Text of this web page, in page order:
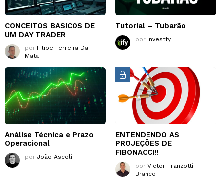
CONCEITOS BASICOS DE
UM DAY TRADER
por Filipe Ferreira Da
Mata
Tutorial – Tubarão
por Investfy
Análise Técnica e Prazo
Operacional
por João Ascoli
ENTENDENDO AS
PROJEÇÕES DE
FIBONACCI!!
por Victor Franzotti
Branco